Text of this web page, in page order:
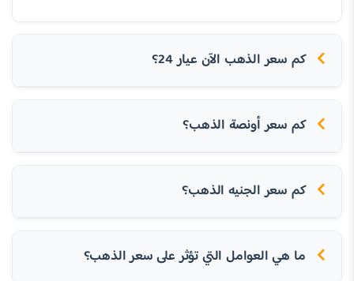
كم سعر الذهب الآن عيار 24؟
كم سعر أونصة الذهب؟
كم سعر الجنيه الذهب؟
ما هي العوامل التي تؤثر على سعر الذهب؟